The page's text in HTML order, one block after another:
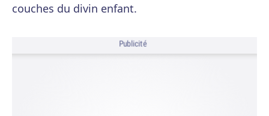
couches du divin enfant.
Publicité